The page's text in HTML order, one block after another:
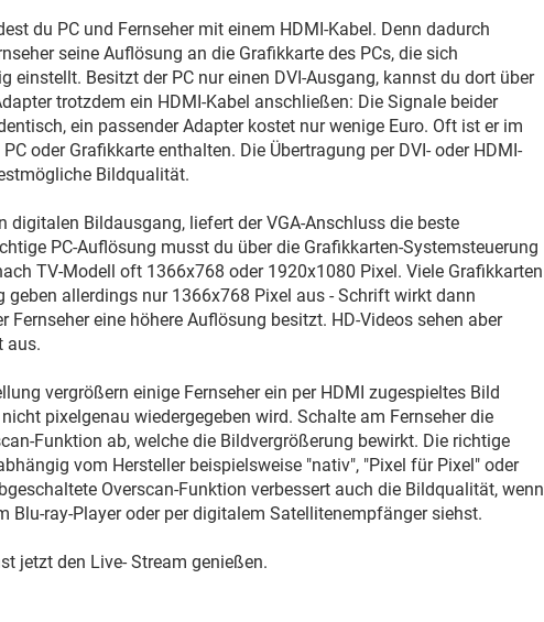
du PC und Fernseher mit einem HDMI-Kabel. Denn dadurch
seine Auflösung an die Grafikkarte des PCs, die sich
einstellt. Besitzt der PC nur einen DVI-Ausgang, kannst du dort über
trotzdem ein HDMI-Kabel anschließen: Die Signale beider
ein passender Adapter kostet nur wenige Euro. Oft ist er im
oder Grafikkarte enthalten. Die Übertragung per DVI- oder HDMI-
Bildqualität.
digitalen Bildausgang, liefert der VGA-Anschluss die beste
PC-Auflösung musst du über die Grafikkarten-Systemsteuerung
TV-Modell oft 1366x768 oder 1920x1080 Pixel. Viele Grafikkarten
geben allerdings nur 1366x768 Pixel aus - Schrift wirkt dann
Fernseher eine höhere Auflösung besitzt. HD-Videos sehen aber
aus.
vergrößern einige Fernseher ein per HDMI zugespieltes Bild
pixelgenau wiedergegeben wird. Schalte am Fernseher die
Funktion ab, welche die Bildvergrößerung bewirkt. Die richtige
vom Hersteller beispielsweise "nativ", "Pixel für Pixel" oder
Overscan-Funktion verbessert auch die Bildqualität, wenn
Blu-ray-Player oder per digitalem Satellitenempfänger siehst.
jetzt den Live- Stream genießen.